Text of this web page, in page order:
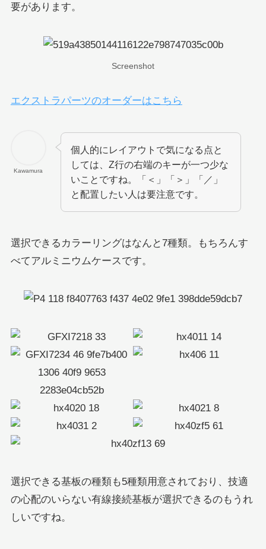
要があります。
Screenshot
エクストラパーツのオーダーはこちら
Kawamura
個人的にレイアウトで気になる点と
しては、Z行の右端のキーが一つ少な
いことですね。「＜」「＞」「／」
と配置したい人は要注意です。
選択できるカラーリングはなんと7種類。もちろんす
べてアルミニウムケースです。
選択できる基板の種類も5種類用意されており、技適
の心配のいらない有線接続基板が選択できるのもうれ
しいですね。